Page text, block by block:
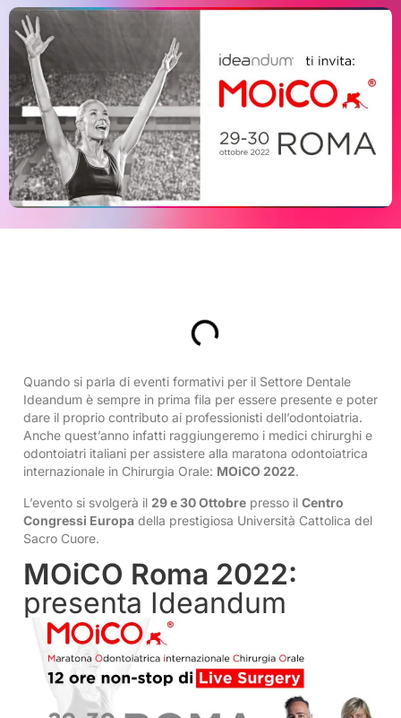
Quando si parla di eventi formativi per il Settore Dentale
Ideandum è sempre in prima fila per essere presente e poter
dare il proprio contributo ai professionisti dell’odontoiatria.
Anche quest’anno infatti raggiungeremo i medici chirurghi e
odontoiatri italiani per assistere alla maratona odontoiatrica
internazionale in Chirurgia Orale: MOiCO 2022.
L’evento si svolgerà il 29 e 30 Ottobre presso il Centro
Congressi Europa della prestigiosa Università Cattolica del
Sacro Cuore.
MOiCO Roma 2022:
presenta Ideandum